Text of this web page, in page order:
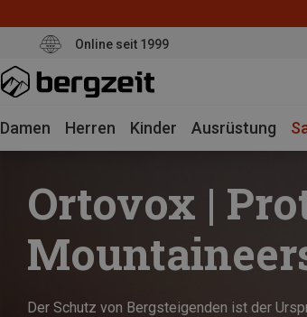
Online seit 1999
Damen Herren Kinder Ausrüstung
Ortovox |
Der Schutz von Bergsteigenden ist der